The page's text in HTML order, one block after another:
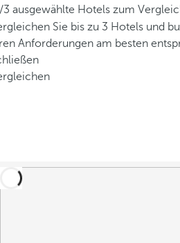
/3 ausgewählte Hotels zum
Sie bis zu 3 Hotels und
Anforderungen am besten